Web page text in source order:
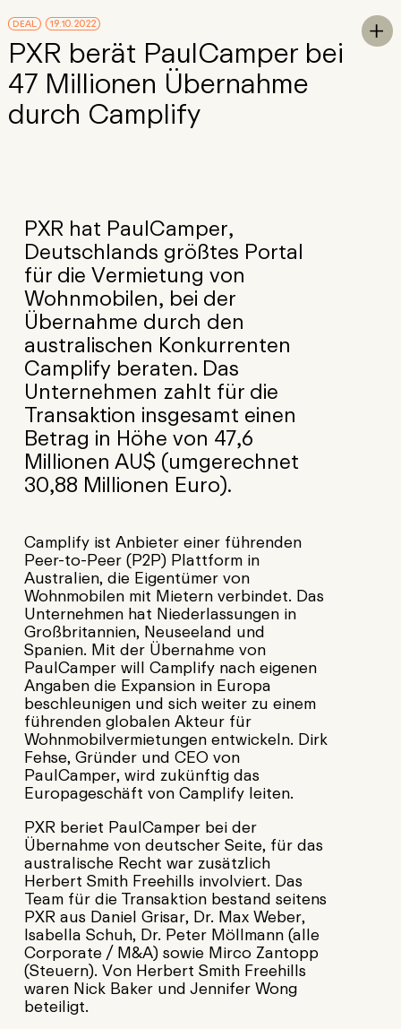
Skip to Main Content

DEAL 19.10.2022
PXR berät PaulCamper bei
47 Millionen Übernahme
durch Camplify
PXR hat PaulCamper,
Deutschlands größtes Portal
für die Vermietung von
Wohnmobilen, bei der
Übernahme durch den
australischen Konkurrenten
Camplify beraten. Das
Unternehmen zahlt für die
Transaktion insgesamt einen
Betrag in Höhe von 47,6
Millionen AU$ (umgerechnet
30,88 Millionen Euro).
Camplify ist Anbieter einer führenden
Peer-to-Peer (P2P) Plattform in
Australien, die Eigentümer von
Wohnmobilen mit Mietern verbindet. Das
Unternehmen hat Niederlassungen in
Großbritannien, Neuseeland und
Spanien. Mit der Übernahme von
PaulCamper will Camplify nach eigenen
Angaben die Expansion in Europa
beschleunigen und sich weiter zu einem
führenden globalen Akteur für
Wohnmobilvermietungen entwickeln. Dirk
Fehse, Gründer und CEO von
PaulCamper, wird zukünftig das
Europageschäft von Camplify leiten.
PXR beriet PaulCamper bei der
Übernahme von deutscher Seite, für das
australische Recht war zusätzlich
Herbert Smith Freehills involviert. Das
Team für die Transaktion bestand seitens
PXR aus Daniel Grisar, Dr. Max Weber,
Isabella Schuh, Dr. Peter Möllmann (alle
Corporate / M&A) sowie Mirco Zantopp
(Steuern). Von Herbert Smith Freehills
waren Nick Baker und Jennifer Wong
beteiligt.